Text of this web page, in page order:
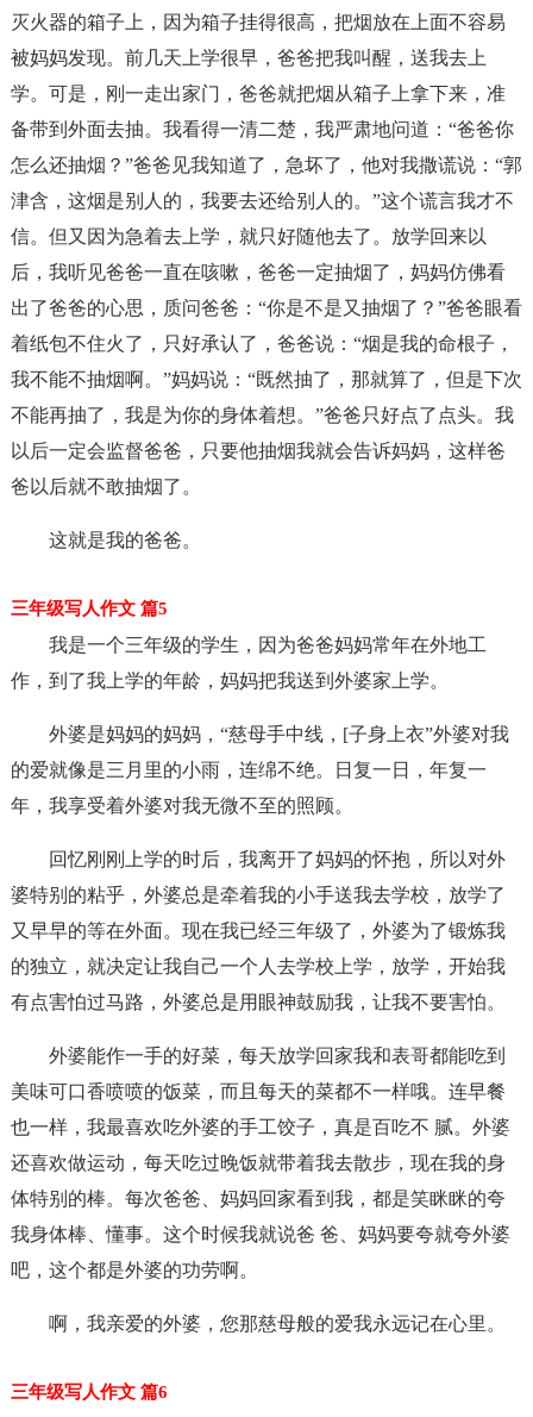
灭火器的箱子上，因为箱子挂得很高，把烟放在上面不容易
被妈妈发现。前几天上学很早，爸爸把我叫醒，送我去上
学。可是，刚一走出家门，爸爸就把烟从箱子上拿下来，准
备带到外面去抽。我看得一清二楚，我严肃地问道：“爸爸你
怎么还抽烟？”爸爸见我知道了，急坏了，他对我撒谎说：“郭
津含，这烟是别人的，我要去还给别人的。”这个谎言我才不
信。但又因为急着去上学，就只好随他去了。放学回来以
后，我听见爸爸一直在咳嗽，爸爸一定抽烟了，妈妈仿佛看
出了爸爸的心思，质问爸爸：“你是不是又抽烟了？”爸爸眼看
着纸包不住火了，只好承认了，爸爸说：“烟是我的命根子，
我不能不抽烟啊。”妈妈说：“既然抽了，那就算了，但是下次
不能再抽了，我是为你的身体着想。”爸爸只好点了点头。我
以后一定会监督爸爸，只要他抽烟我就会告诉妈妈，这样爸
爸以后就不敢抽烟了。
这就是我的爸爸。
三年级写人作文 篇5
我是一个三年级的学生，因为爸爸妈妈常年在外地工
作，到了我上学的年龄，妈妈把我送到外婆家上学。
外婆是妈妈的妈妈，“慈母手中线，[子身上衣”外婆对我
的爱就像是三月里的小雨，连绵不绝。日复一日，年复一
年，我享受着外婆对我无微不至的照顾。
回忆刚刚上学的时后，我离开了妈妈的怀抱，所以对外
婆特别的粘乎，外婆总是牵着我的小手送我去学校，放学了
又早早的等在外面。现在我已经三年级了，外婆为了锻炼我
的独立，就决定让我自己一个人去学校上学，放学，开始我
有点害怕过马路，外婆总是用眼神鼓励我，让我不要害怕。
外婆能作一手的好菜，每天放学回家我和表哥都能吃到
美味可口香喷喷的饭菜，而且每天的菜都不一样哦。连早餐
也一样，我最喜欢吃外婆的手工饺子，真是百吃不 腻。外婆
还喜欢做运动，每天吃过晚饭就带着我去散步，现在我的身
体特别的棒。每次爸爸、妈妈回家看到我，都是笑眯眯的夸
我身体棒、懂事。这个时候我就说爸 爸、妈妈要夸就夸外婆
吧，这个都是外婆的功劳啊。
啊，我亲爱的外婆，您那慈母般的爱我永远记在心里。
三年级写人作文 篇6